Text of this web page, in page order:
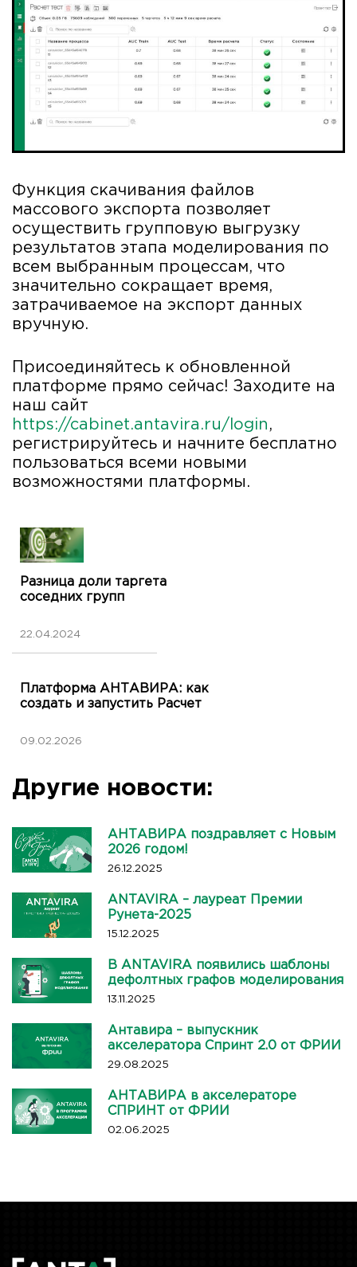
Функция скачивания файлов
массового экспорта позволяет
осуществить групповую выгрузку
результатов этапа моделирования по
всем выбранным процессам, что
значительно сокращает время,
затрачиваемое на экспорт данных
вручную.
Присоединяйтесь к обновленной
платформе прямо сейчас! Заходите на
наш сайт
https://cabinet.antavira.ru/login ,
регистрируйтесь и начните бесплатно
пользоваться всеми новыми
возможностями платформы.
Разница доли таргета
соседних групп
22.04.2024
Платформа АНТАВИРА: как
создать и запустить Расчет
09.02.2026
Другие новости:
АНТАВИРА поздравляет с Новым
2026 годом!
26.12.2025
ANTAVIRA – лауреат Премии
Рунета-2025
15.12.2025
В ANTAVIRA появились шаблоны
дефолтных графов моделирования
13.11.2025
Антавира – выпускник
акселератора Спринт 2.0 от ФРИИ
29.08.2025
АНТАВИРА в акселераторе
СПРИНТ от ФРИИ
02.06.2025